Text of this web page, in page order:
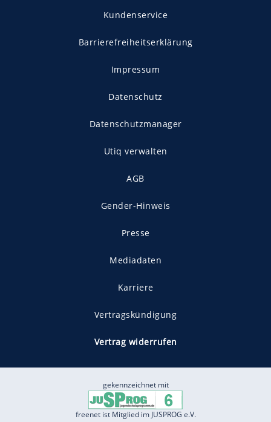
Kundenservice
Barrierefreiheitserklärung
Impressum
Datenschutz
Datenschutzmanager
Utiq verwalten
AGB
Gender-Hinweis
Presse
Mediadaten
Karriere
Vertragskündigung
Vertrag widerrufen
gekennzeichnet mit
freenet ist Mitglied im JUSPROG e.V.